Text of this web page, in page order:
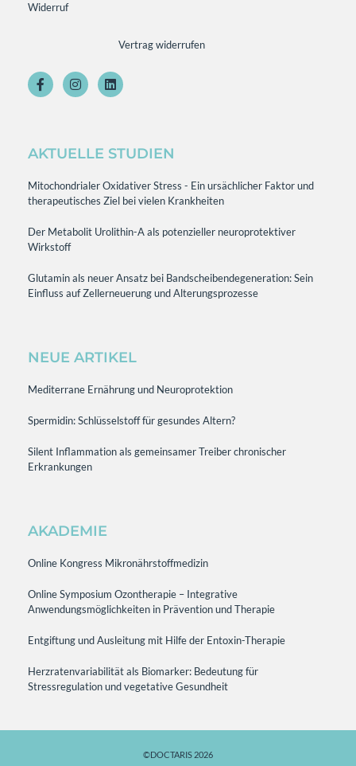
Widerruf
Vertrag widerrufen
AKTUELLE STUDIEN
Mitochondrialer Oxidativer Stress - Ein ursächlicher Faktor und
therapeutisches Ziel bei vielen Krankheiten
Der Metabolit Urolithin-A als potenzieller neuroprotektiver
Wirkstoff
Glutamin als neuer Ansatz bei Bandscheibendegeneration: Sein
Einfluss auf Zellerneuerung und Alterungsprozesse
NEUE ARTIKEL
Mediterrane Ernährung und Neuroprotektion
Spermidin: Schlüsselstoff für gesundes Altern?
Silent Inflammation als gemeinsamer Treiber chronischer
Erkrankungen
AKADEMIE
Online Kongress Mikronährstoffmedizin
Online Symposium Ozontherapie – Integrative
Anwendungsmöglichkeiten in Prävention und Therapie
Entgiftung und Ausleitung mit Hilfe der Entoxin-Therapie
Herzratenvariabilität als Biomarker: Bedeutung für
Stressregulation und vegetative Gesundheit
©DOCTARIS 2026